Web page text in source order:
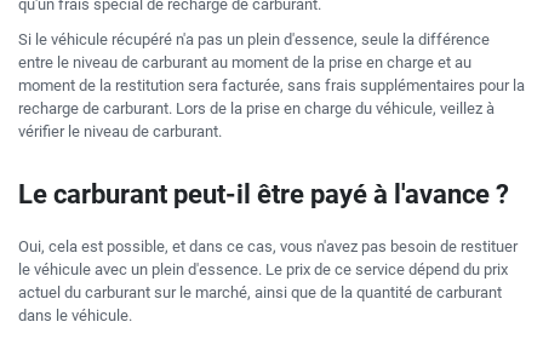
qu'un frais spécial de recharge de carburant.
Si le véhicule récupéré n'a pas un plein d'essence, seule la différence
entre le niveau de carburant au moment de la prise en charge et au
moment de la restitution sera facturée, sans frais supplémentaires pour la
recharge de carburant. Lors de la prise en charge du véhicule, veillez à
vérifier le niveau de carburant.
Le carburant peut-il être payé à l'avance ?
Oui, cela est possible, et dans ce cas, vous n'avez pas besoin de restituer
le véhicule avec un plein d'essence. Le prix de ce service dépend du prix
actuel du carburant sur le marché, ainsi que de la quantité de carburant
dans le véhicule.